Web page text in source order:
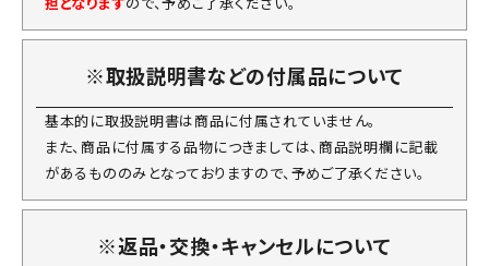
※取扱説明書などの付属品について
基本的に取扱説明書は商品に付属されていません。
また、商品に付属する品物につきましては、商品説明欄に記載
があるもののみとなっておりますので、予めご了承ください。
※返品・交換・キャンセルについて